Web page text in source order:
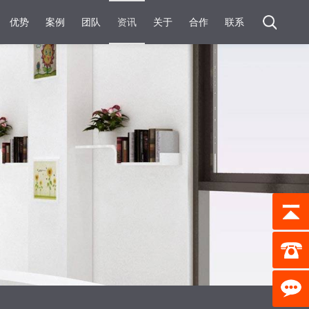
优势 案例 团队 资讯 关于 合作 联系